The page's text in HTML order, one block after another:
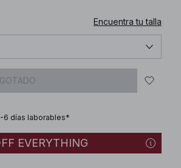
Encuentra tu talla
6 días laborables*
EVERYTHING